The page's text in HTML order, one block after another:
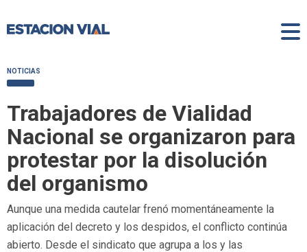
NOTICIAS
Trabajadores de Vialidad
Nacional se organizaron para
protestar por la disolución
del organismo
Aunque una medida cautelar frenó momentáneamente la
aplicación del decreto y los despidos, el conflicto continúa
abierto. Desde el sindicato que agrupa a los y las